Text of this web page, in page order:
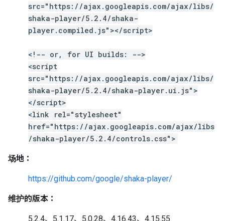
src="https://ajax.googleapis.com/ajax/libs/
shaka-player/5.2.4/shaka-
player.compiled.js"></script>
<!-- or, for UI builds: -->
<script
src="https://ajax.googleapis.com/ajax/libs/
shaka-player/5.2.4/shaka-player.ui.js">
</script>
<link rel="stylesheet"
href="https://ajax.googleapis.com/ajax/libs
/shaka-player/5.2.4/controls.css">
场地：
https://github.com/google/shaka-player/
维护的版本：
5.2.4、5.1.17、5.0.28、4.16.43、4.15.55